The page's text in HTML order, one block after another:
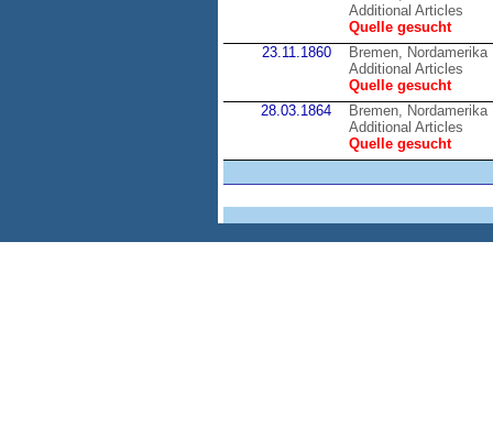
Additional Articles
Quelle gesucht
23.11.1860
Bremen, Nordamerika
Additional Articles
Quelle gesucht
28.03.1864
Bremen, Nordamerika
Additional Articles
Quelle gesucht